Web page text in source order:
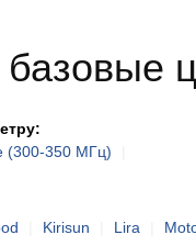
(300-350 МГц)
Kirisun Lira